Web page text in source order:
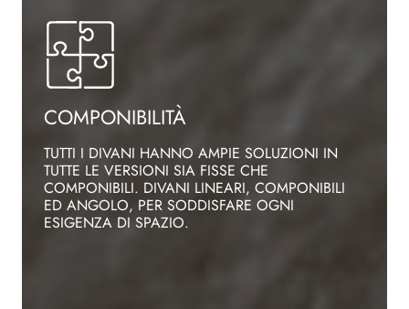
COMPONIBILITÀ
TUTTI I DIVANI HANNO AMPIE SOLUZIONI IN
TUTTE LE VERSIONI SIA FISSE CHE
COMPONIBILI. DIVANI LINEARI, COMPONIBILI
ED ANGOLO, PER SODDISFARE OGNI
ESIGENZA DI SPAZIO.